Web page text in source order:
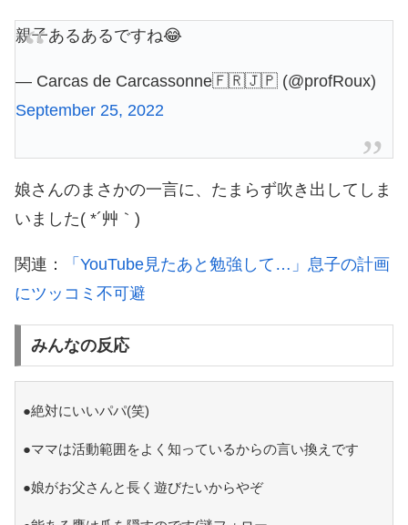
親子あるあるですね😂
— Carcas de Carcassonne🇫🇷🇯🇵 (@profRoux)
September 25, 2022
娘さんのまさかの一言に、たまらず吹き出してしま
いました( *´艸｀)
関連：
「YouTube見たあと勉強して…」息子の計画
にツッコミ不可避
みんなの反応
●絶対にいいパパ(笑)
●ママは活動範囲をよく知っているからの言い換えです
●娘がお父さんと長く遊びたいからやぞ